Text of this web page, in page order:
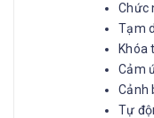
Chức
Tạm
Khóa
Cảm
Cảnh
Tự